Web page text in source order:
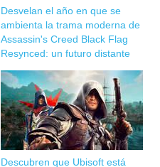
Desvelan el año en que se
ambienta la trama moderna de
Assassin's Creed Black Flag
Resynced: un futuro distante
Descubren que Ubisoft está